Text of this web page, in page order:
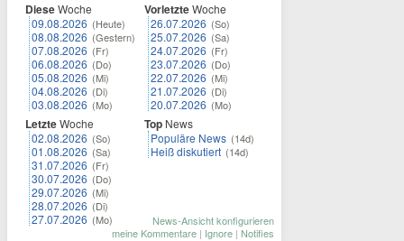
DieseWoche
09.08.2026 (Heute)
08.08.2026 (Gestern)
07.08.2026 (Fr)
06.08.2026 (Do)
05.08.2026 (Mi)
04.08.2026 (Di)
03.08.2026 (Mo)
LetzteWoche
02.08.2026 (So)
01.08.2026 (Sa)
31.07.2026 (Fr)
30.07.2026 (Do)
29.07.2026 (Mi)
28.07.2026 (Di)
27.07.2026 (Mo)
VorletzteWoche
26.07.2026 (So)
25.07.2026 (Sa)
24.07.2026 (Fr)
23.07.2026 (Do)
22.07.2026 (Mi)
21.07.2026 (Di)
20.07.2026 (Mo)
Top News
Populäre News (14d)
Heiß diskutiert (14d)
News-Ansicht konfigurieren
meine Kommentare | Ignore | Notifies